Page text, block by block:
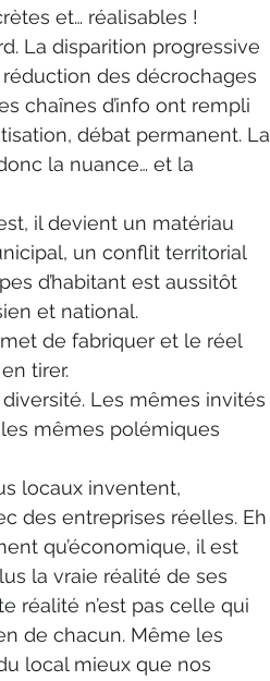
et… réalisables !
La disparition progressive
des décrochages
chaînes d’info ont rempli
débat permanent. La
la nuance… et la
il devient un matériau
un conflit territorial
d’habitant est aussitôt
et national.
de fabriquer et le réel
tirer.
Les mêmes invités
mêmes polémiques
locaux inventent,
des entreprises réelles. Eh
qu’économique, il est
la vraie réalité de ses
réalité n’est pas celle qui
de chacun. Même les
local mieux que nos